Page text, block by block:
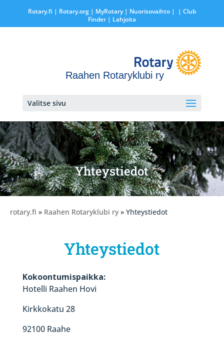
Rotary.fi | Rotary.org| MyRotary | Nuorisovaihto|
| Club
Finder| Lahjoita
Raahen Rotaryklubi ry
Valitse sivu
Yhteystiedot
rotary.fi » Raahen Rotaryklubi ry » Yhteystiedot
Yhteystiedot
Kokoontumispaikka:
Hotelli Raahen Hovi
Kirkkokatu 28
92100 Raahe